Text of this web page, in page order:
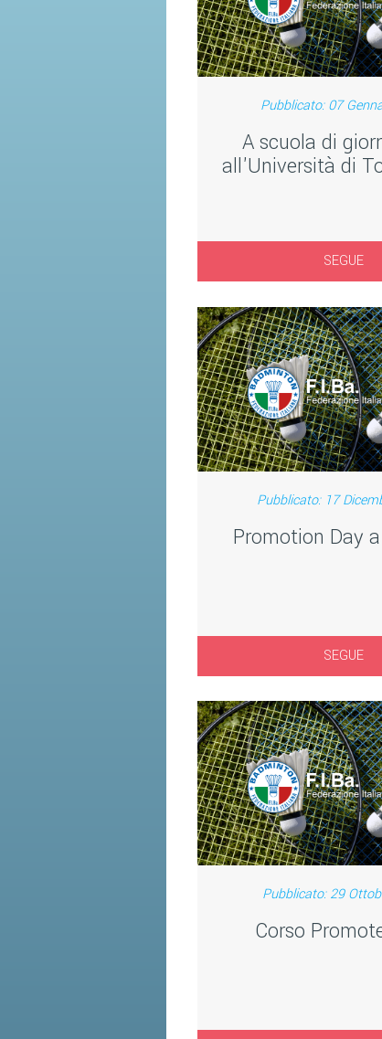
Pubblicato: 07
A scuola di
all'Università di
SEGUE
Pubblicato: 17
Promotion Day
SEGUE
Pubblicato: 29
Corso